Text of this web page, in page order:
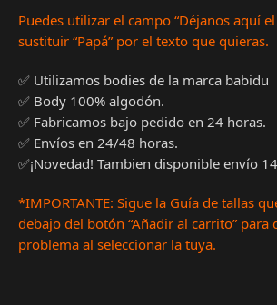
Puedes utilizar el campo “Déjanos aquí
sustituir “Papá” por el texto que quieras.
✅ Utilizamos bodies de la marca babidu
✅ Body 100% algodón.
✅ Fabricamos bajo pedido en 24 horas.
✅ Envíos en 24/48 horas.
✅¡Novedad! Tambien disponible envío
*IMPORTANTE: Sigue la Guía de tallas
debajo del botón “Añadir al carrito” para
problema al seleccionar la tuya.